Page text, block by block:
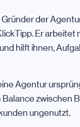
der
Er
hilft ihnen,
Agentur
zwischen
ungenutzt.